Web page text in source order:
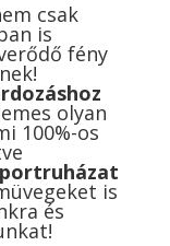
csak
is
fény
olyan
100%-os
is
és